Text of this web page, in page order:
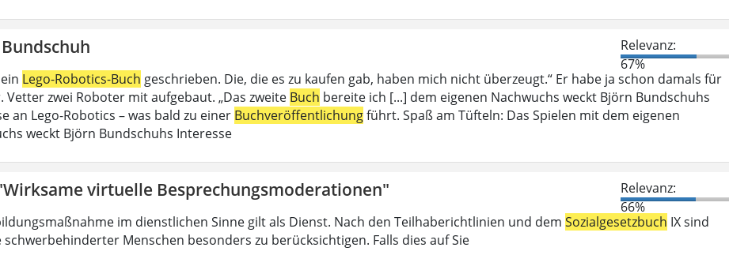
Relevanz:
67%
Lego-Robotics-Buch geschrieben. Die, die es zu kaufen gab, haben mich nicht überzeugt.“ Er habe ja schon damals für
Vetter zwei Roboter mit aufgebaut. „Das zweite Buch bereite ich [...] dem eigenen Nachwuchs weckt Björn Bundschuhs
an Lego-Robotics – was bald zu einer Buchveröffentlichungführt. Spaß am Tüfteln: Das Spielen mit dem eigenen
weckt Björn Bundschuhs Interesse
virtuelle Besprechungsmoderationen"
Relevanz:
66%
im dienstlichen Sinne gilt als Dienst. Nach den Teilhaberichtlinien und dem Sozialgesetzbuch IX sind
schwerbehinderter Menschen besonders zu berücksichtigen. Falls dies auf Sie